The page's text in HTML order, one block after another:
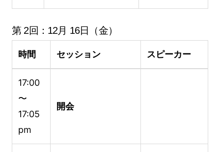
第 2回：12月 16日（金）
時間 セッション スピーカー
17:00
〜
17:05
pm
開会